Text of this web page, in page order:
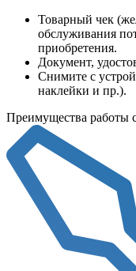
Товарный чек
обслуживания
приобретения.
Документ,
Снимите с
наклейки и пр.).
Преимущества работы